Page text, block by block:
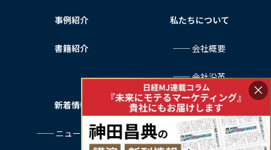
×
事例紹介
書籍紹介
私たちについて
── 会社概要
── 会社沿革
新着情報
── ニュース一覧
サービス利用規約
プライバシーポリシー